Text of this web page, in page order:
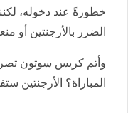
خطورةً عند دخوله،
الضرر بالأرجنتين أو
وأتم كريس سوتون
المباراة؟ الأرجنتين ستفوز